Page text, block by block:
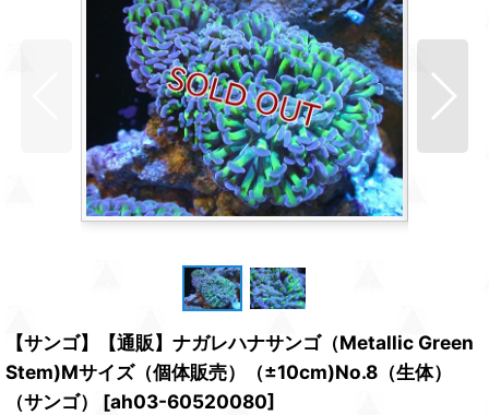
【サンゴ】【通販】ナガレハナサンゴ（Metallic Green
Stem)Mサイズ（個体販売）（±10cm)No.8（生体）
（サンゴ）
[ah03-60520080]